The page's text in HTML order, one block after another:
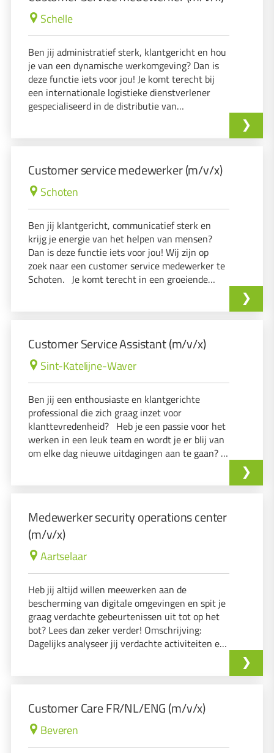
Schelle
Ben jij administratief sterk, klantgericht en hou
je van een dynamische werkomgeving? Dan is
deze functie iets voor jou! Je komt terecht bij
een internationale logistieke dienstverlener
gespecialiseerd in de distributie van
Customer service medewerker (m/v/x)
Schoten
Ben jij klantgericht, communicatief sterk en
krijg je energie van het helpen van mensen?
Dan is deze functie iets voor jou! Wij zijn op
zoek naar een customer service medewerker te
Schoten. Je komt terecht in een groeiende
Customer Service Assistant (m/v/x)
Sint-Katelijne-Waver
Ben jij een enthousiaste en klantgerichte
professional die zich graag inzet voor
klanttevredenheid? Heb je een passie voor het
werken in een leuk team en wordt je er blij van
om elke dag nieuwe uitdagingen aan te gaan?
Medewerker security operations center
(m/v/x)
Aartselaar
Heb jij altijd willen meewerken aan de
bescherming van digitale omgevingen en spit je
graag verdachte gebeurtenissen uit tot op het
bot? Lees dan zeker verder! Omschrijving:
Dagelijks analyseer jij verdachte activiteiten en
Customer Care FR/NL/ENG (m/v/x)
Beveren